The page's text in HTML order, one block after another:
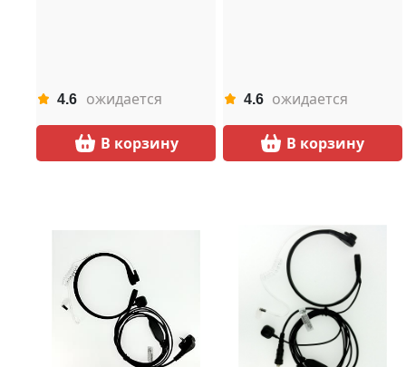
4.6 ожидается
В корзину
4.6 ожидается
В корзину